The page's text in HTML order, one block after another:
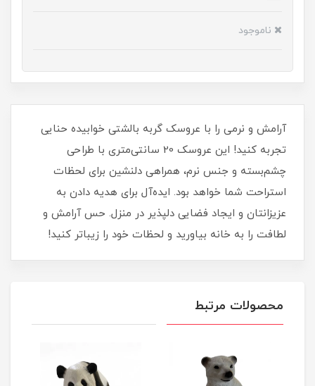
ناموجود
آرامش و نرمی را با عروسک گربه بالشتی خوابیده حنایی
تجربه کنید! این عروسک 20 سانتی‌متری با طراحی
چشم‌بسته و جنس نرم، همراهی دلنشین برای لحظات
استراحت شما خواهد بود. ایده‌آل برای هدیه دادن به
عزیزانتان و ایجاد فضایی دلپذیر در منزل. حس آرامش و
لطافت را به خانه بیاورید و لحظات خود را زیباتر کنید!
محصولات مرتبط